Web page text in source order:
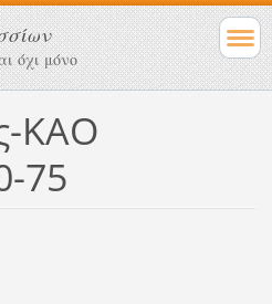
όχι μόνο
ΚΑΟ
75